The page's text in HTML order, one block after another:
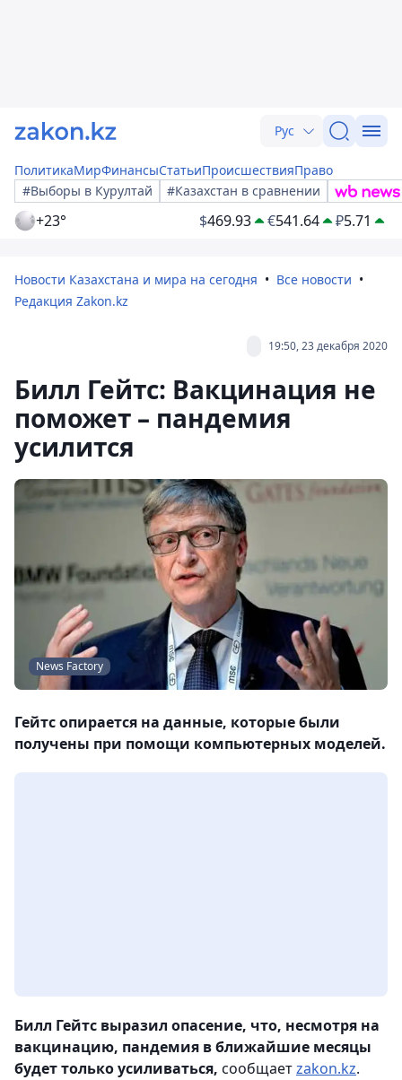
Рус
ПолитикаМирФинансыСтатьиПроисшествияПраво
#Выборы в Курултай
#Казахстан в сравнении
+23° $469.93 €541.64 ₽5.71
Новости Казахстана и мира на сегодня
Все новости
Редакция Zakon.kz
19:50, 23 декабря 2020
Билл Гейтс: Вакцинация не
поможет – пандемия
усилится
News Factory
Гейтс опирается на данные, которые были
получены при помощи компьютерных моделей.
Билл Гейтс выразил опасение, что, несмотря на
вакцинацию, пандемия в ближайшие месяцы
будет только усиливаться, сообщаетzakon.kz.